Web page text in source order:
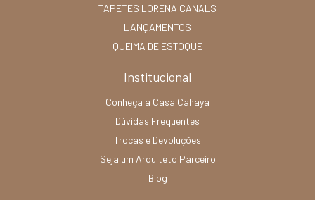
TAPETES LORENA CANALS
LANÇAMENTOS
QUEIMA DE ESTOQUE
Institucional
Conheça a Casa Cahaya
Dúvidas Frequentes
Trocas e Devoluções
Seja um Arquiteto Parceiro
Blog